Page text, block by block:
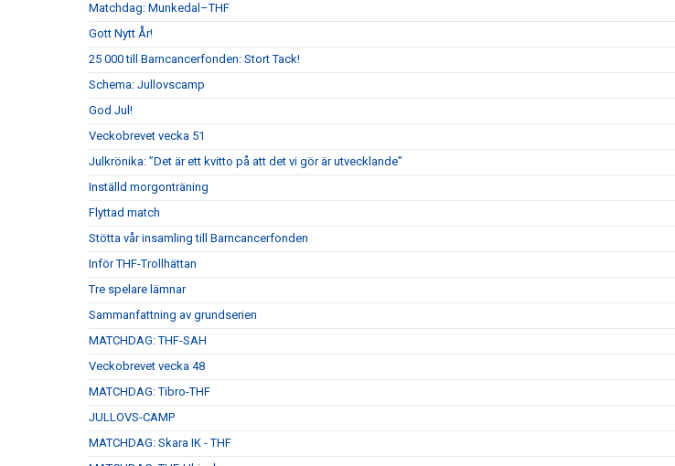
Matchdag: Munkedal–THF
Gott Nytt År!
25 000 till Barncancerfonden: Stort Tack!
Schema: Jullovscamp
God Jul!
Veckobrevet vecka 51
Julkrönika: ”Det är ett kvitto på att det vi gör är utvecklande”
Inställd morgonträning
Flyttad match
Stötta vår insamling till Barncancerfonden
Inför THF-Trollhättan
Tre spelare lämnar
Sammanfattning av grundserien
MATCHDAG: THF-SAH
Veckobrevet vecka 48
MATCHDAG: Tibro-THF
JULLOVS-CAMP
MATCHDAG: Skara IK - THF